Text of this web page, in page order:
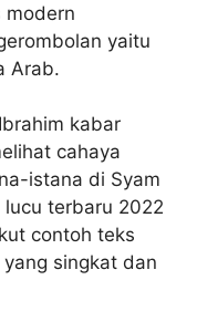
modern
yaitu
Arab.
kabar
cahaya
istana di Syam
lucu terbaru 2022
contoh teks
singkat dan